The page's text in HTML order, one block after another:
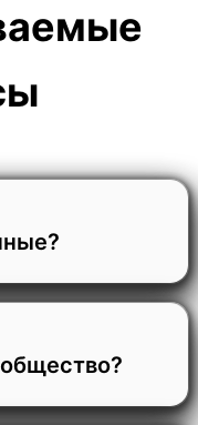
шестеренки
данными", а